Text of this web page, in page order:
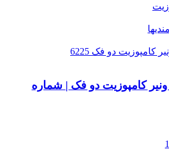
کامپوزیت دو فک | شماره